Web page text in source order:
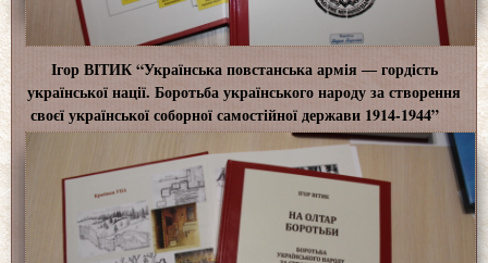
Ігор ВІТИК “Українська повстанська армія ― гордість
української нації. Боротьба українського народу за створення
своєї української соборної самостійної держави 1914-1944”